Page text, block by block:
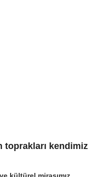
toprakları kendimiz